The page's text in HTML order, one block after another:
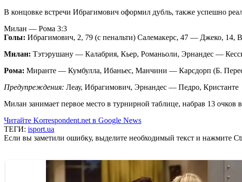
В концовке встречи Ибрагимович оформил дубль, также успешно
Милан — Рома 3:3
Голы: Ибрагимович, 2, 79 (с пенальти) Салемакерс, 47 — Джеко, 14,
Милан: Тэтэрушану — Калабрия, Кьер, Романьоли, Эрнандес —
Рома: Миранте — Кумбулла, Ибаньес, Манчини — Карсдорп (Б.
Предупреждения: Леау, Ибрагимович, Эрнандес — Педро, Кристанте
Милан занимает первое место в турнирной таблице, набрав 13 очков
Читайте Korrespondent.net в Google News
ТЕГИ: isport.ua
Если вы заметили ошибку, выделите необходимый текст и нажмите